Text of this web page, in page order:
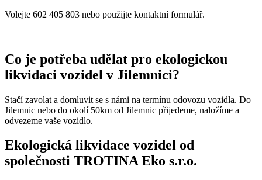
Volejte 602 405 803 nebo použijte kontaktní formulář.
Co je potřeba udělat pro ekologickou
likvidaci vozidel v Jilemnici?
Stačí zavolat a domluvit se s námi na termínu odovozu vozidla. Do
Jilemnic nebo do okolí 50km od Jilemnic přijedeme, naložíme a
odvezeme vaše vozidlo.
Ekologická likvidace vozidel od
společnosti TROTINA Eko s.r.o.